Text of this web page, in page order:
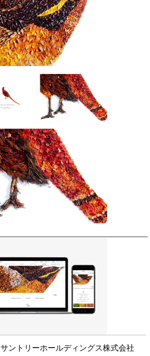
サントリーホールディングス株式会社